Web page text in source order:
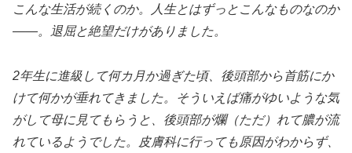
こんな生活が続くのか。人生とはずっとこんなものなのか
――。退屈と絶望だけがありました。
2年生に進級して何カ月か過ぎた頃、後頭部から首筋にか
けて何かが垂れてきました。そういえば痛がゆいような気
がして母に見てもらうと、後頭部が爛（ただ）れて膿が流
れているようでした。皮膚科に行っても原因がわからず、